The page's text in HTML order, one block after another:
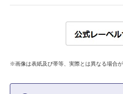
※画像は表紙及び帯等、実際とは異なる場合が